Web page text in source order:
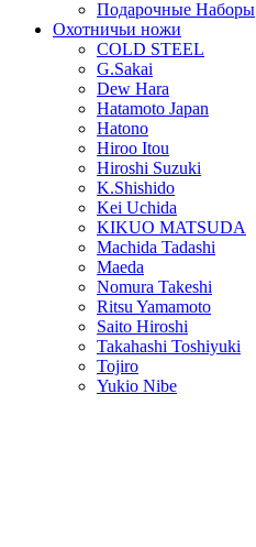
Подарочные Наборы
Охотничьи ножи
COLD STEEL
G.Sakai
Dew Hara
Hatamoto Japan
Hatono
Hiroo Itou
Hiroshi Suzuki
K.Shishido
Kei Uchida
KIKUO MATSUDA
Machida Tadashi
Maeda
Nomura Takeshi
Ritsu Yamamoto
Saito Hiroshi
Takahashi Toshiyuki
Tojiro
Yukio Nibe